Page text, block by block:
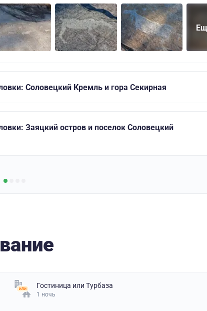
Соловецкий Кремль и гора Секирная
Заяцкий остров и поселок Соловецкий
Гостиница или Турбаза
1 ночь